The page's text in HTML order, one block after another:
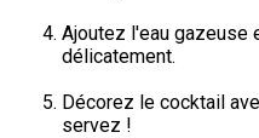
Ajoutez l'eau gazeuse
délicatement.
Décorez le cocktail
servez !